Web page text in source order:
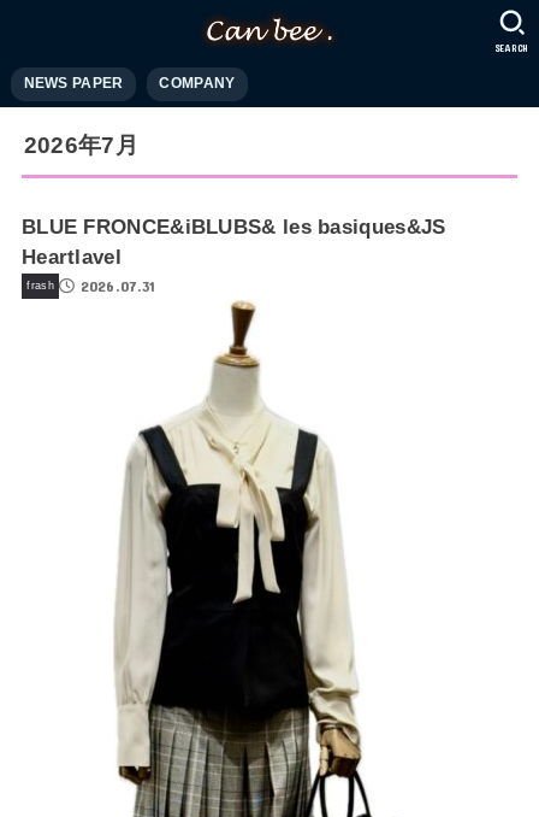
NEWS PAPER COMPANY
SEARCH
2026年7月
BLUE FRONCE&iBLUBS& les basiques&JS
Heartlavel
frash 2026.07.31